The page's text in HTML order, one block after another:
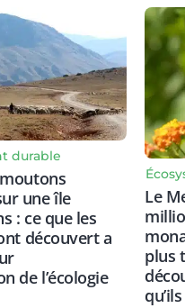
durable
une île
: ce que les
découvert a
de l’écologie
Le
plus